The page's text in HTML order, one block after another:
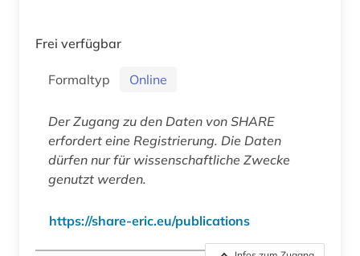
Frei verfügbar
Formaltyp Online
Der Zugang zu den Daten von SHARE
erfordert eine Registrierung. Die Daten
dürfen nur für wissenschaftliche Zwecke
genutzt werden.
https://share-eric.eu/publications